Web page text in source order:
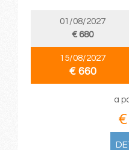
01/08/2027
€ 680
15/08/2027
€ 660
a